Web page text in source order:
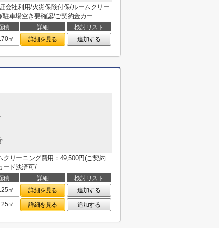
会社利用/火災保険付保/ルームクリー
駐車場空き要確認/ご契約金カー...
積 詳細
検討リスト
㎡ 詳細を見る 追加する
リーニング費用：49,500円(ご契約
ード決済可/
積 詳細
検討リスト
㎡ 詳細を見る
追加する
㎡ 詳細を見る 追加する